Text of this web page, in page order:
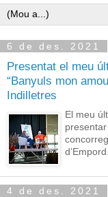
6 de des. 2021
Presentat el meu
“Banyuls mon
Indilletres
El meu
4 de des. 2021